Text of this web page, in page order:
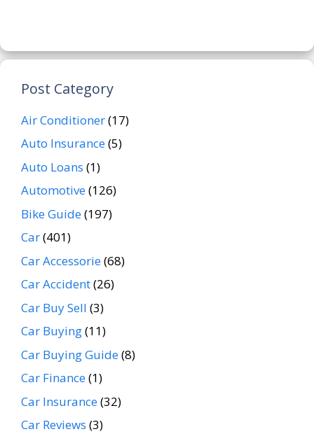
Post Category
Air Conditioner(17)
Auto Insurance(5)
Auto Loans (1)
Automotive(126)
Bike Guide(197)
Car(401)
Car Accessorie(68)
Car Accident(26)
Car Buy Sell (3)
Car Buying(11)
Car Buying Guide(8)
Car Finance(1)
Car Insurance(32)
Car Reviews (3)